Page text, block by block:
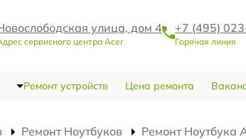
улица, дом 4
сервисного центра Acer
+7 (495)
Горячая линия
Ремонт устройств Цена ремонта
Ремонт Ноутбуков Ремонт Ноутбука